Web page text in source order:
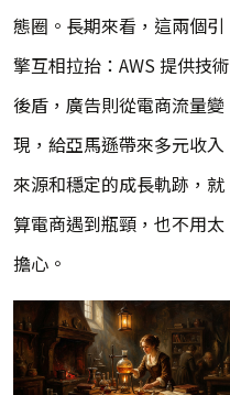
態圈。長期來看，這兩個引
擎互相拉抬：AWS 提供技術
後盾，廣告則從電商流量變
現，給亞馬遜帶來多元收入
來源和穩定的成長軌跡，就
算電商遇到瓶頸，也不用太
擔心。